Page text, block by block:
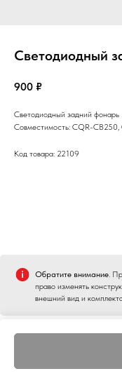
Светодиодный
900 ₽
Светодиодный задний фонарь
Совместимость: CQR-
Код товара: 22109
Обратите внимание.
право изменять
внешний вид и